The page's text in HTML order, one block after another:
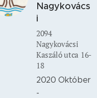
Nagykovács
i
2094
Nagykovácsi
Kaszáló utca 16-
18
2020 Október
-